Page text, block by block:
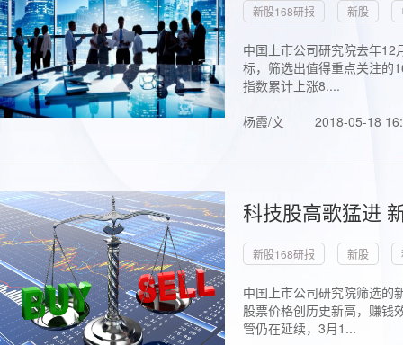
新股168研报 新股
中国上市公司研究院去年
标，筛选出值得重点关注的
指数累计上涨8....
杨霞/文
2018-05-18
科技股高歌猛进
新股168研报 新股
中国上市公司研究院筛选的
股票价格创历史新高，赚钱
管仍在延续，3月1...